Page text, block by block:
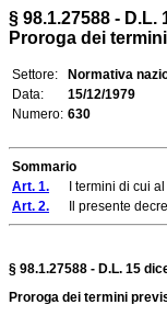
§ 98.1.27588 - D.L.
Proroga dei
Settore:
Normativa
Data:
15/12/1979
Numero: 630
Sommario
Art. 1. I termini di cui al
Art. 2. Il presente
§ 98.1.27588 - D.L. 15
Proroga dei termini